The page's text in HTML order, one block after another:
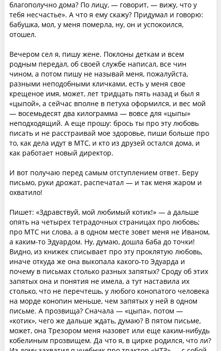
благополучно дома? По лицу, — говорит, — вижу, что у
тебя несчастье». А что я ему скажу? Придумал и говорю:
бабушка, мол, у меня померла, ну, он и успокоился,
отошел.
Вечером сел я, пишу жене. Поклоны деткам и всем
родным передал, об своей службе написал, все чин
чином, а потом пишу не называй меня, пожалуйста,
разными неподобными кличками, есть у меня свое
крещеное имя, может, лет тридцать пять назад и был я
«цыпой», а сейчас вполне в петуха оформился, и вес мой
— восемьдесят два килограмма — вовсе для «цыпы»
неподходящий. А еще прошу: брось ты про эту любовь
писать и не расстраивай мое здоровье, пиши больше про
то, как дела идут в МТС, и кто из друзей остался дома, и
как работает новый директор.
И вот получаю перед самым отступлением ответ. Беру
письмо, руки дрожат, распечатал — и так меня жаром и
охватило!
Пишет: «Здравствуй, мой любимый котик!» — а дальше
опять на четырех тетрадочных страницах про любовь;
про МТС ни слова, а в одном месте зовет меня не Иваном,
а каким-то Эдуардом. Ну, думаю, дошла баба до точки!
Видно, из книжек списывает про эту проклятую любовь,
иначе откуда же она выкопала какого-то Эдуарда и
почему в письмах столько разных запятых? Сроду об этих
запятых она и понятия не имела, а тут наставила их
столько, что не перечтешь, у любого конопатого человека
на морде конопин меньше, чем запятых у ней в одном
письме. А прозвища? Сначала — «цыпа», потом —
«котик», чего же дальше ждать, думаю? В пятом письме,
может, она Трезором меня назовет или еще каким-нибудь
кобелиным прозвищем. Да что я, в цирке родился, что ли?